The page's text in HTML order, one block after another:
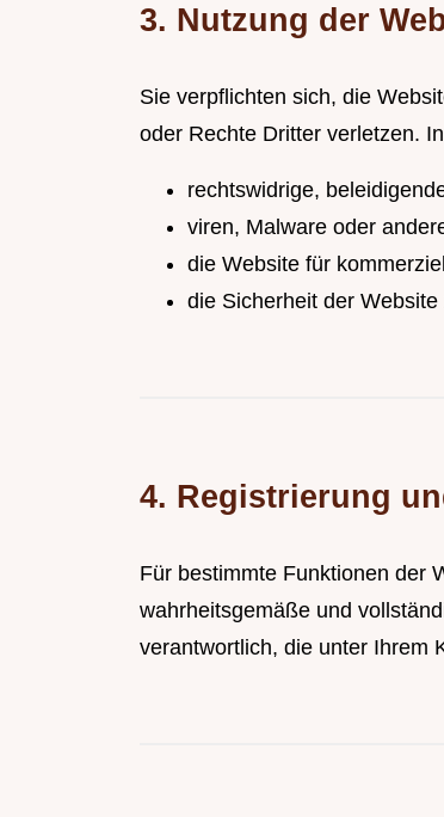
3. Nutzung der
Sie verpflichten sich, die
oder Rechte Dritter verletzen.
rechtswidrige,
viren, Malware oder
die Website für
die Sicherheit der
4. Registrierung
Für bestimmte Funktionen der
wahrheitsgemäße und
verantwortlich, die unter Ihrem